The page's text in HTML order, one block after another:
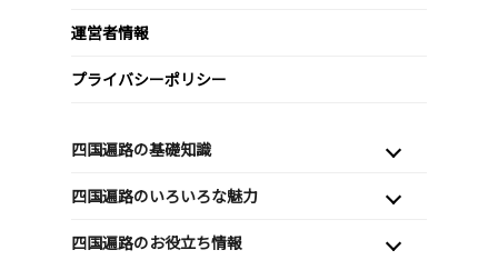
運営者情報
プライバシーポリシー
四国遍路の基礎知識
四国遍路のいろいろな魅力
四国遍路のお役立ち情報